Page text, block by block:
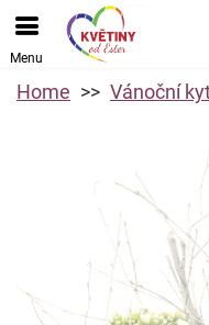
Menu
Home Vánoční